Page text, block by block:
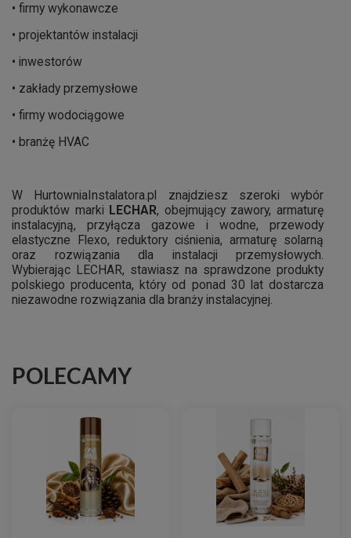
• firmy wykonawcze
• projektantów instalacji
• inwestorów
• zakłady przemysłowe
• firmy wodociągowe
• branżę HVAC
W HurtowniaInstalatora.pl znajdziesz szeroki wybór
produktów marki LECHAR, obejmujący zawory, armaturę
instalacyjną, przyłącza gazowe i wodne, przewody
elastyczne Flexo, reduktory ciśnienia, armaturę solarną
oraz rozwiązania dla instalacji przemysłowych.
Wybierając LECHAR, stawiasz na sprawdzone produkty
polskiego producenta, który od ponad 30 lat dostarcza
niezawodne rozwiązania dla branży instalacyjnej.
POLECAMY